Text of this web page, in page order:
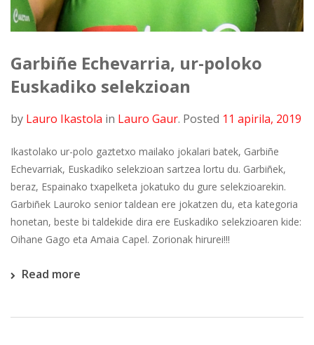
Garbiñe Echevarria, ur-poloko
Euskadiko selekzioan
by Lauro Ikastola in Lauro Gaur. Posted 11 apirila, 2019
Ikastolako ur-polo gaztetxo mailako jokalari batek, Garbiñe
Echevarriak, Euskadiko selekzioan sartzea lortu du. Garbiñek,
beraz, Espainako txapelketa jokatuko du gure selekzioarekin.
Garbiñek Lauroko senior taldean ere jokatzen du, eta kategoria
honetan, beste bi taldekide dira ere Euskadiko selekzioaren kide:
Oihane Gago eta Amaia Capel. Zorionak hirurei!!!
Read more